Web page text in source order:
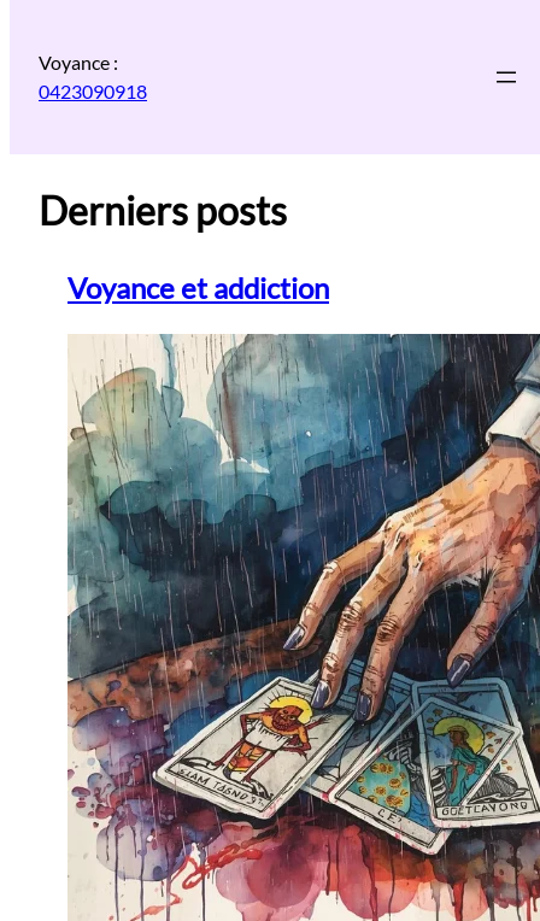
contenu
Voyance :
0423090918
Derniers posts
Voyance et addiction